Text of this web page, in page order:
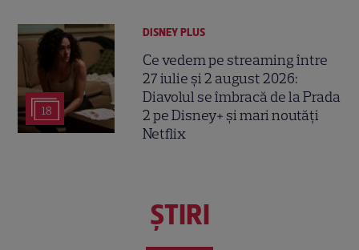
18
DISNEY PLUS
Ce vedem pe streaming între
27 iulie și 2 august 2026:
Diavolul se îmbracă de la Prada
2 pe Disney+ și mari noutăți
Netflix
ŞTIRI